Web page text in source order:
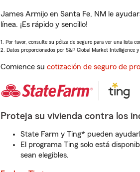
James Armijo en Santa Fe, NM le
línea. ¡Es rápido y sencillo!
1. Por favor, consulte su póliza de seguro para ver una lista
2. Datos proporcionados por S&P Global Market Intelligence
Comience su cotización de seguro de
Proteja su vivienda contra los
State Farm y Ting* pueden
El programa Ting solo está
sean elegibles.